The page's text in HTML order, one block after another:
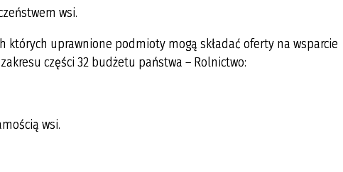
wsi.
których uprawnione podmioty mogą składać oferty na wsparcie
części 32 budżetu państwa – Rolnictwo:
wsi.